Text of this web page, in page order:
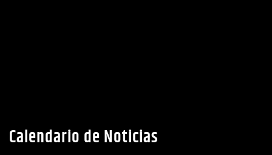
Calendario de Noticias